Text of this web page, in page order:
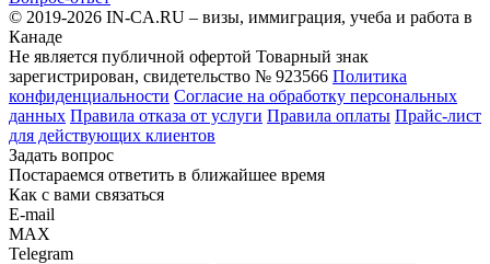
© 2019-2026 IN-CA.RU – визы, иммиграция, учеба и работа в
Канаде
Не является публичной офертой Товарный знак
зарегистрирован, свидетельство № 923566 Политика
конфиденциальности Согласие на обработку персональных
данных Правила отказа от услуги Правила оплаты Прайс-лист
для действующих клиентов
Задать вопрос
Постараемся ответить в ближайшее время
Как с вами связаться
E-mail
MAX
Telegram